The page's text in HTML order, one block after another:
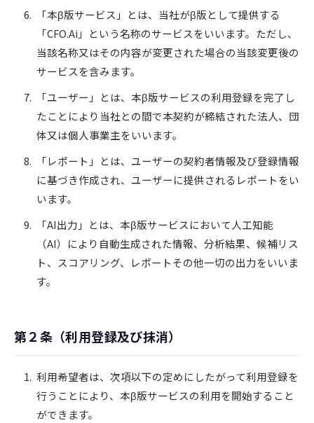
「本β版サービス」とは、当社がβ版として提供する
「CFO.Ai」という名称のサービスをいいます。ただし、
当該名称又はその内容が変更された場合の当該変更後の
サービスを含みます。
「ユーザー」とは、本β版サービスの利用登録を完了し
たことにより当社との間で本契約が締結された法人、団
体又は個人事業主をいいます。
「レポート」とは、ユーザーの契約者情報及び登録情報
に基づき作成され、ユーザーに提供されるレポートをい
います。
「AI出力」とは、本β版サービスにおいて人工知能
（AI）により自動生成された情報、分析結果、候補リス
ト、スコアリング、レポートその他一切の出力をいいま
す。
第２条（利用登録及び抹消）
利用希望者は、次項以下の定めにしたがって利用登録を
行うことにより、本β版サービスの利用を開始すること
ができます。